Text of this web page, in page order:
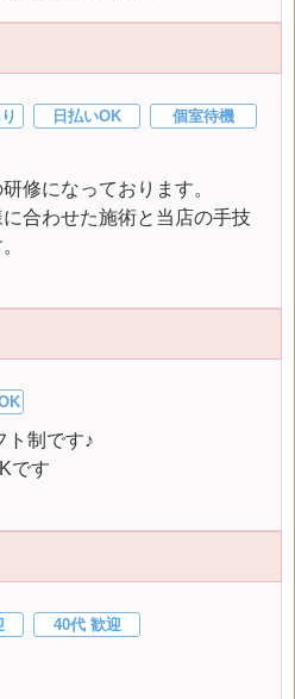
日払いOK
個室待機
修になっております。
合わせた施術と当店の手技
ト制です♪
です
40代 歓迎